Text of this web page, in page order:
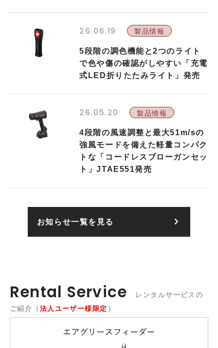
26.06.19 製品情報
5段階の調色機能と2つのライト
で色や傷の確認がしやすい「充電
式LED折りたたみライト」発売
26.05.20 製品情報
4段階の風速調整と最大51m/sの
強風モードを備えた軽量コンパク
トな「コードレスブローガンセッ
ト」JTAE551発売
お知らせ一覧を見る
Rental Service
レンタルサービスの
ご紹介（法人ユーザー様限定 ）